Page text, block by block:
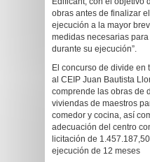
obras antes de finalizar
ejecución a la mayor
medidas necesarias
durante su ejecución”.
El concurso de divide en
al CEIP Juan Bautista
comprende las obras de
viviendas de maestros
comedor y cocina, así
adecuación del centro
licitación de
ejecución de 12 meses